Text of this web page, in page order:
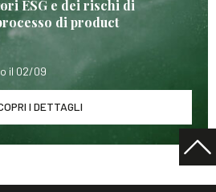
ESG e dei rischi di
di product
il 02/09
I DETTAGLI